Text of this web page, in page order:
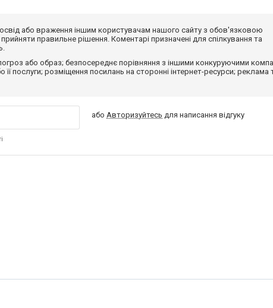
або враження іншим користувачам нашого сайту з обов'язковою
правильне рішення. Коментарі призначені для спілкування та
або образ; безпосереднє порівняння з іншими конкуруючими
її послуги; розміщення посилань на сторонні інтернет-ресурси; реклама
абоАвторизуйтесь для написання відгуку